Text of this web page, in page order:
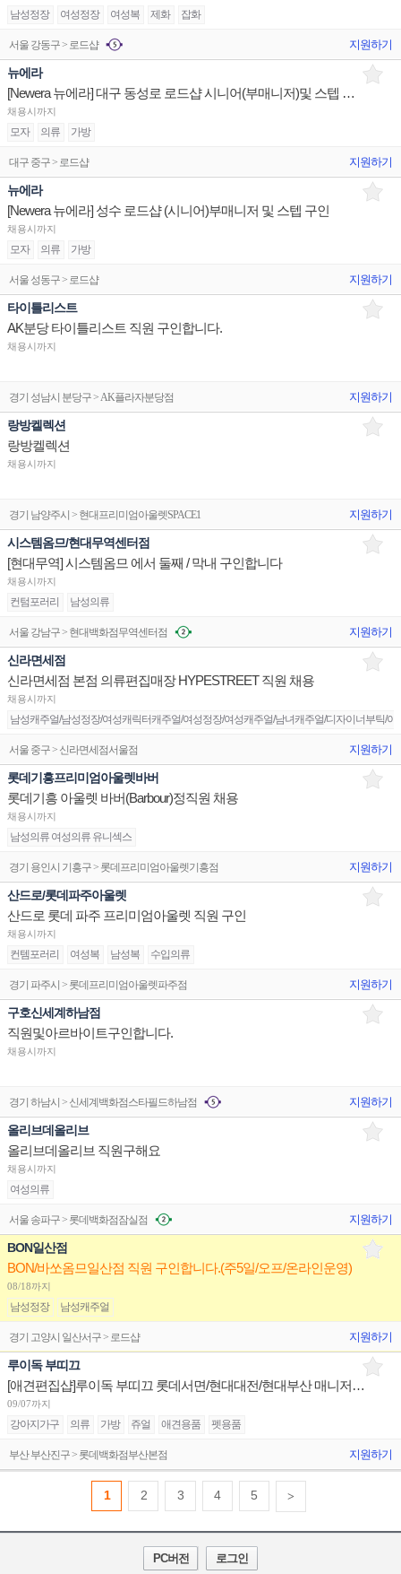
남성정장 여성정장 여성복 제화 잡화
서울 강동구 > 로드샵 지원하기
뉴에라
[Newera 뉴에라] 대구 동성로 로드샵 시니어(부매니저)및 스텝 구인
채용시까지
모자 의류 가방
대구 중구 > 로드샵 지원하기
뉴에라
[Newera 뉴에라] 성수 로드샵 (시니어)부매니저 및 스텝 구인
채용시까지
모자 의류 가방
서울 성동구 > 로드샵 지원하기
타이틀리스트
AK분당 타이틀리스트 직원 구인합니다.
채용시까지
경기 성남시 분당구 > AK플라자분당점 지원하기
랑방켈렉션
랑방켈렉션
채용시까지
경기 남양주시 > 현대프리미엄아울렛SPACE1 지원하기
시스템옴므/현대무역센터점
[현대무역] 시스템옴므 에서 둘째 / 막내 구인합니다
채용시까지
컨텀포러리 남성의류
서울 강남구 > 현대백화점무역센터점 지원하기
신라면세점
신라면세점 본점 의류편집매장 HYPESTREET 직원 채용
채용시까지
남성캐주얼/남성정장/여성캐릭터캐주얼/여성정장/여성캐주얼/남녀캐주얼/디자이너부틱/아
서울 중구 > 신라면세점서울점 지원하기
롯데기흥프리미엄아울렛바버
롯데기흥 아울렛 바버(Barbour)정직원 채용
채용시까지
남성의류 여성의류 유니섹스
경기 용인시 기흥구 > 롯데프리미엄아울렛기흥점 지원하기
산드로/롯데파주아울렛
산드로 롯데 파주 프리미엄아울렛 직원 구인
채용시까지
컨템포러리 여성복 남성복 수입의류
경기 파주시 > 롯데프리미엄아울렛파주점 지원하기
구호신세계하남점
직원및아르바이트구인합니다.
채용시까지
경기 하남시 > 신세계백화점스타필드하남점 지원하기
올리브데올리브
올리브데올리브 직원구해요
채용시까지
여성의류
서울 송파구 > 롯데백화점잠실점 지원하기
BON일산점
BON/바쏘옴므일산점 직원 구인합니다.(주5일/오프/온라인운영)
08/18까지
남성정장 남성캐주얼
경기 고양시 일산서구 > 로드샵 지원하기
루이독 부띠끄
[애견편집샵]루이독 부띠끄 롯데서면/현대대전/현대부산 매니저/시니어/주니어 채용
09/07까지
강아지가구 의류 가방 쥬얼 애견용품 펫용품
부산 부산진구 > 롯데백화점부산본점 지원하기
1 2 3 4 5 >
PC버전 로그인